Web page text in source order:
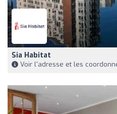
Sia Habitat
Voir l'adresse et les